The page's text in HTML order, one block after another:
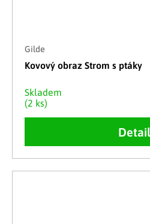
Gilde
Kovový obraz Strom s ptáky
Skladem
(2 ks)
Detail